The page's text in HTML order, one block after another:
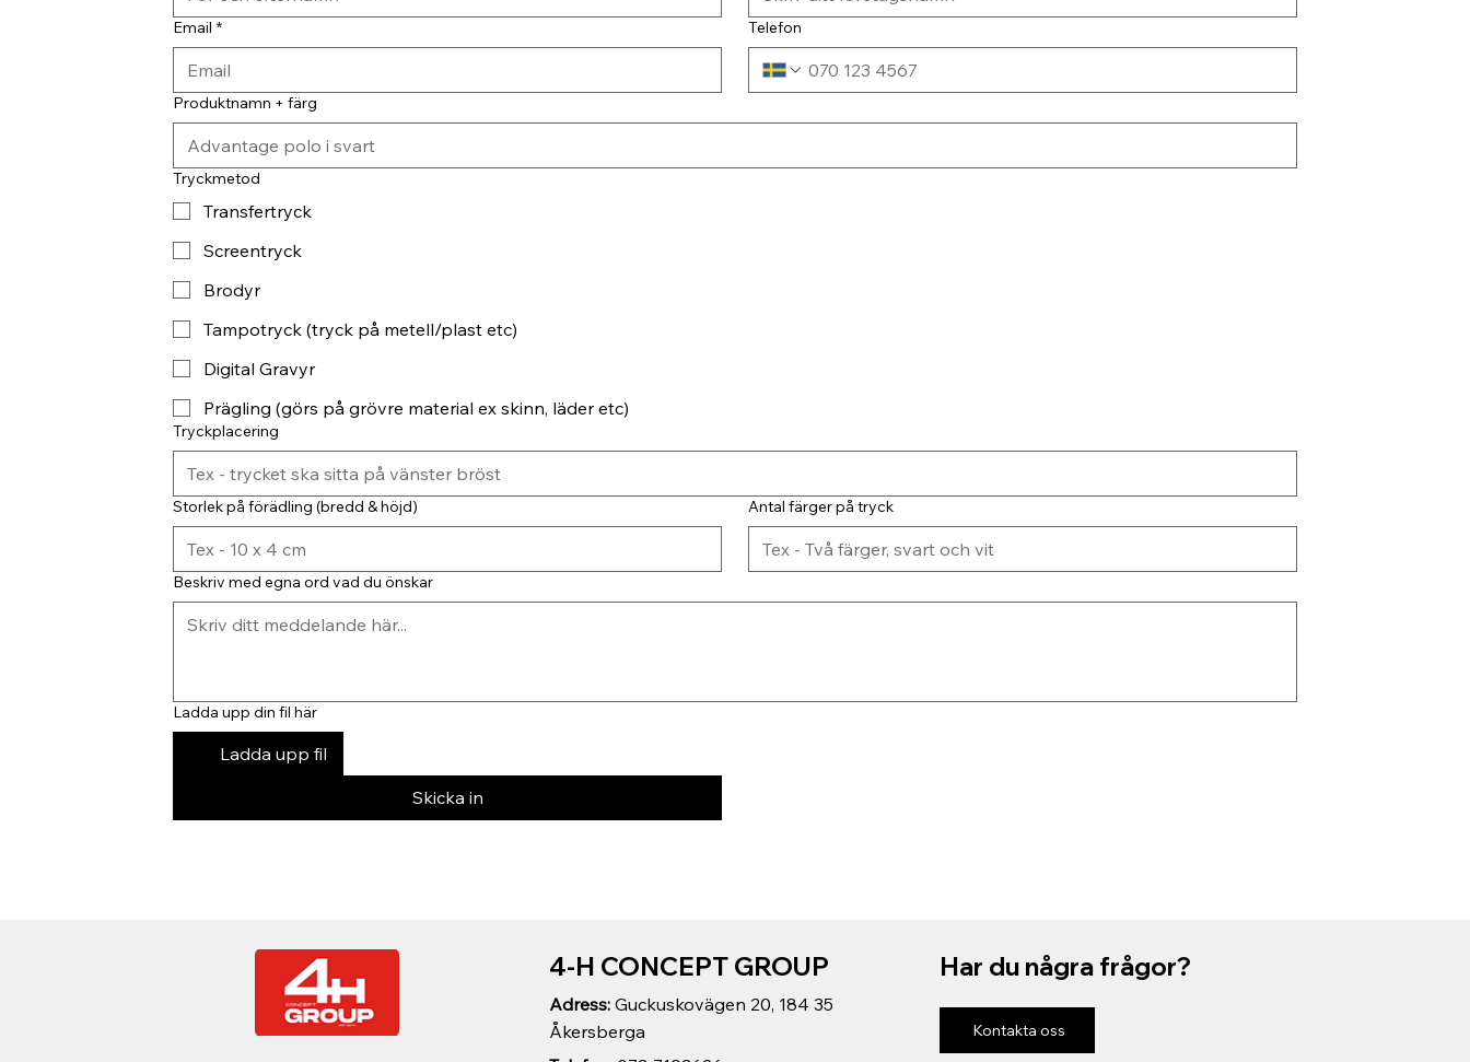
Email * Telefon
Produktnamn + färg
Tryckmetod
Transfertryck
Screentryck
Brodyr
Tampotryck (tryck på metell/plast etc)
Digital Gravyr
Prägling (görs på grövre material ex skinn, läder etc)
Tryckplacering
Storlek på förädling (bredd & höjd) Antal färger på tryck
Beskriv med egna ord vad du önskar
Ladda upp din fil här
Ladda upp fil
Skicka in
Adress: Guckuskovägen 20, 184 35
Åkersberga
4-H CONCEPT GROUP Har du några frågor?
Kontakta oss